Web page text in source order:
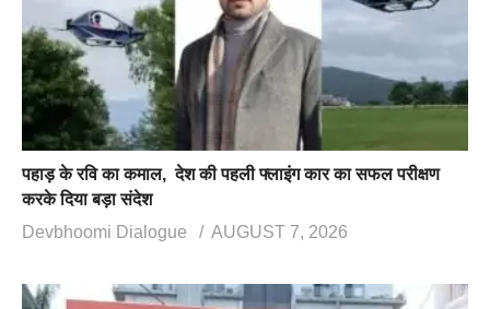
पहाड़ के रवि का कमाल, देश की पहली फ्लाइंग कार का सफल परीक्षण
करके दिया बड़ा संदेश
Devbhoomi Dialogue
AUGUST 7, 2026